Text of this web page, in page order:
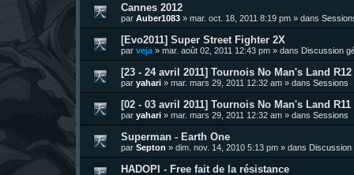
Cannes 2012
par Auber1083 » mar. oct. 18, 2011 8:19 pm » dans
[Evo2011] Super Street Fighter 2X
par veja » mar. août 02, 2011 12:43 pm » dans Discussion
[23 - 24 avril 2011] Tournois No Man's Land
par yahari » mar. mars 29, 2011 12:32 am » dans Sessions
[02 - 03 avril 2011] Tournois No Man's Land
par yahari » mar. mars 29, 2011 12:32 am » dans Sessions
Superman - Earth One
par Septon » dim. nov. 14, 2010 5:13 pm » dans Discussion
HADOPI - Free fait de la résistance